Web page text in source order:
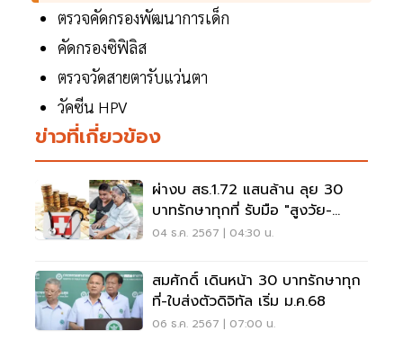
ตรวจคัดกรองพัฒนาการเด็ก
คัดกรองซิฟิลิส
ตรวจวัดสายตารับแว่นตา
วัคซีน HPV
ข่าวที่เกี่ยวข้อง
ผ่างบ สธ.1.72 แสนล้าน ลุย 30
บาทรักษาทุกที่ รับมือ "สูงวัย-
NCDs"
04 ธ.ค. 2567 | 04:30 น.
สมศักดิ์ เดินหน้า 30 บาทรักษาทุก
ที่-ใบส่งตัวดิจิทัล เริ่ม ม.ค.68
06 ธ.ค. 2567 | 07:00 น.